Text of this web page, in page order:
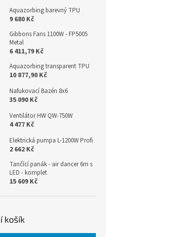
Aquazorbing barevný TPU
9 680 Kč
Gibbons Fans 1100W - FP5005
Metal
6 411,79 Kč
Aquazorbing transparent TPU
10 877,90 Kč
Nafukovací Bazén 8x6
35 090 Kč
Ventilátor HW QW-750W
4 477 Kč
Elektrická pumpa L-1200W Profi
2 662 Kč
Tančící panák - air dancer 6m s
LED - komplet
15 609 Kč
košík